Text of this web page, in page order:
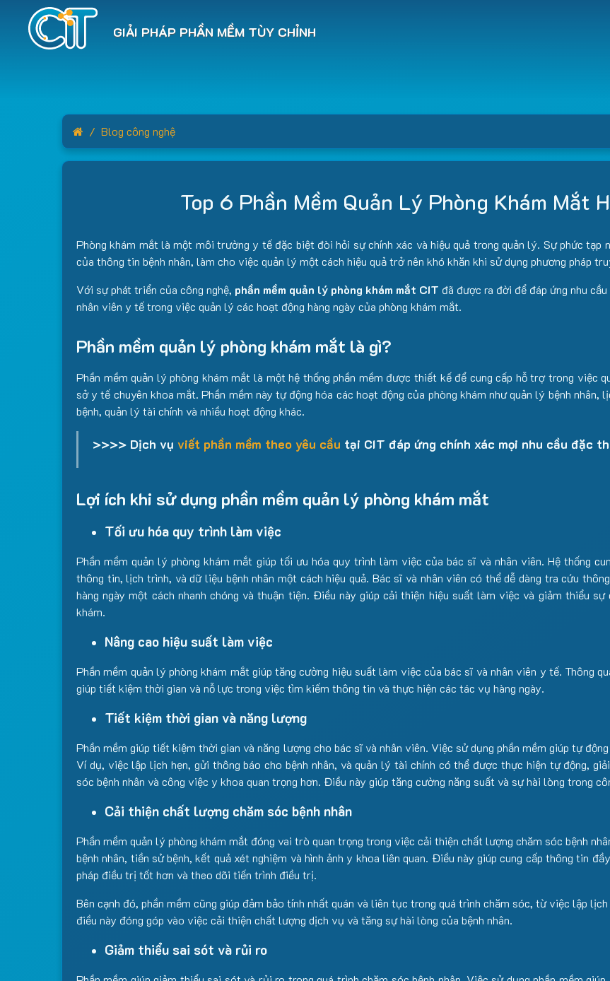
GIẢI PHÁP PHẦN MỀM TÙY CHỈNH
HomeBlog công nghệ
Top 6 Phần Mềm Quản Lý Phòng Khám Mắt
Phòng khám mắt là một môi trường y tế đặc biệt đòi hỏi sự chính xác và hiệu quả trong quản lý. Sự phức tạp
của thông tin bệnh nhân, làm cho việc quản lý một cách hiệu quả trở nên khó khăn khi sử dụng phương pháp
Với sự phát triển của công nghệ, phần mềm quản lý phòng khám mắt CIT đã được ra đời để đáp ứng nhu
nhân viên y tế trong việc quản lý các hoạt động hàng ngày của phòng khám mắt.
Phần mềm quản lý phòng khám mắt là gì?
Phần mềm quản lý phòng khám mắt là một hệ thống phần mềm được thiết kế để cung cấp hỗ trợ trong việc
sở y tế chuyên khoa mắt. Phần mềm này tự động hóa các hoạt động của phòng khám như quản lý bệnh
bệnh, quản lý tài chính và nhiều hoạt động khác.
>>>> Dịch vụ viết phần mềm theo yêu cầu tại CIT đáp ứng chính xác mọi nhu cầu đặc
Lợi ích khi sử dụng phần mềm quản lý phòng khám mắt
Tối ưu hóa quy trình làm việc
Phần mềm quản lý phòng khám mắt giúp tối ưu hóa quy trình làm việc của bác sĩ và nhân viên. Hệ thống
thông tin, lịch trình, và dữ liệu bệnh nhân một cách hiệu quả. Bác sĩ và nhân viên có thể dễ dàng tra cứu
hàng ngày một cách nhanh chóng và thuận tiện. Điều này giúp cải thiện hiệu suất làm việc và giảm thiểu
khám.
Nâng cao hiệu suất làm việc
Phần mềm quản lý phòng khám mắt giúp tăng cường hiệu suất làm việc của bác sĩ và nhân viên y tế. Thông
giúp tiết kiệm thời gian và nỗ lực trong việc tìm kiếm thông tin và thực hiện các tác vụ hàng ngày.
Tiết kiệm thời gian và năng lượng
Phần mềm giúp tiết kiệm thời gian và năng lượng cho bác sĩ và nhân viên. Việc sử dụng phần mềm giúp tự
Ví dụ, việc lập lịch hẹn, gửi thông báo cho bệnh nhân, và quản lý tài chính có thể được thực hiện tự động,
sóc bệnh nhân và công việc y khoa quan trọng hơn. Điều này giúp tăng cường năng suất và sự hài lòng trong
Cải thiện chất lượng chăm sóc bệnh nhân
Phần mềm quản lý phòng khám mắt đóng vai trò quan trọng trong việc cải thiện chất lượng chăm sóc bệnh
bệnh nhân, tiền sử bệnh, kết quả xét nghiệm và hình ảnh y khoa liên quan. Điều này giúp cung cấp thông tin
pháp điều trị tốt hơn và theo dõi tiến trình điều trị.
Bên cạnh đó, phần mềm cũng giúp đảm bảo tính nhất quán và liên tục trong quá trình chăm sóc, từ việc lập
điều này đóng góp vào việc cải thiện chất lượng dịch vụ và tăng sự hài lòng của bệnh nhân.
Giảm thiểu sai sót và rủi ro